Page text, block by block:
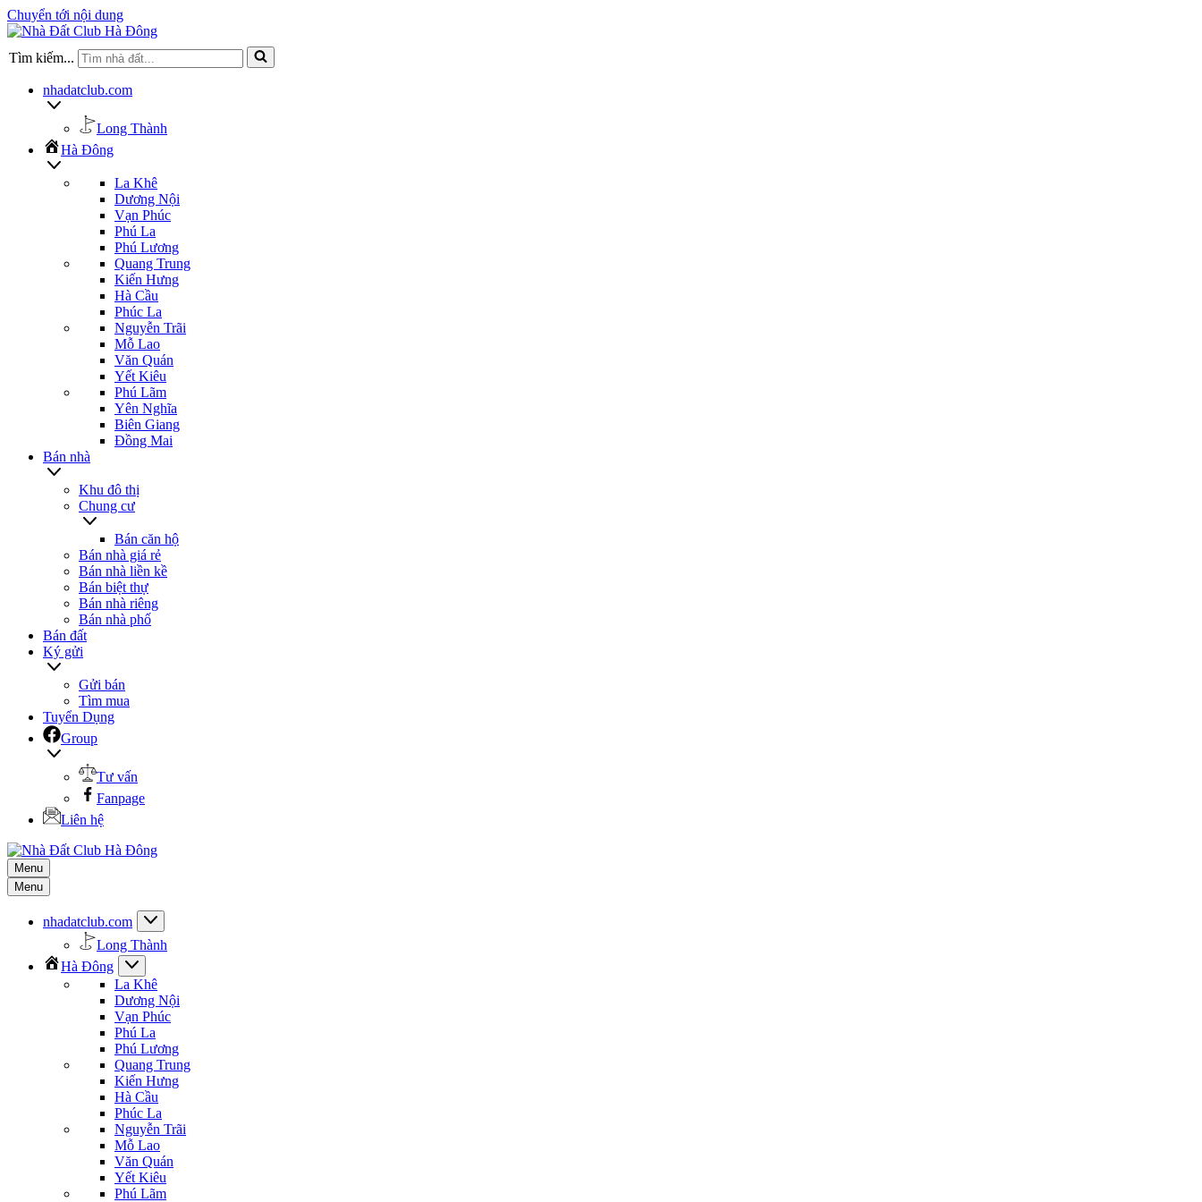
Chuyển tới nội dung
Tìm kiếm...
nhadatclub.com
Long Thành
Hà Đông
La Khê
Dương Nội
Vạn Phúc
Phú La
Phú Lương
Quang Trung
Kiến Hưng
Hà Cầu
Phúc La
Nguyễn Trãi
Mỗ Lao
Văn Quán
Yết Kiêu
Phú Lãm
Yên Nghĩa
Biên Giang
Đồng Mai
Bán nhà
Khu đô thị
Chung cư
Bán căn hộ
Bán nhà giá rẻ
Bán nhà liền kề
Bán biệt thự
Bán nhà riêng
Bán nhà phố
Bán đất
Ký gửi
Gửi bán
Tìm mua
Tuyển Dụng
Group
Tư vấn
Fanpage
Liên hệ
Menu
Menu
nhadatclub.com
Long Thành
Hà Đông
La Khê
Dương Nội
Vạn Phúc
Phú La
Phú Lương
Quang Trung
Kiến Hưng
Hà Cầu
Phúc La
Nguyễn Trãi
Mỗ Lao
Văn Quán
Yết Kiêu
Phú Lãm